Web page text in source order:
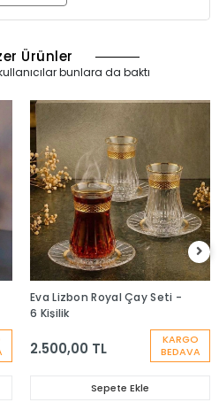
Ürünler
bunlara da baktı
KARGO
BEDAVA
Eva Lizbon Royal Çay Seti -
6 Kişilik
2.500,00 TL
Sepete Ekle